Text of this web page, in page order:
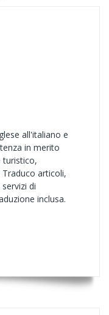
all'italiano e
in merito
articoli,
di
inclusa.